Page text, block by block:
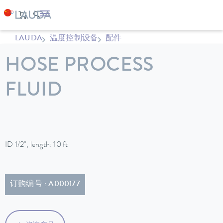
LAUDA 温度控制设备 配件
HOSE PROCESS
FLUID
ID 1/2", length: 10 ft
订购编号 : A000177